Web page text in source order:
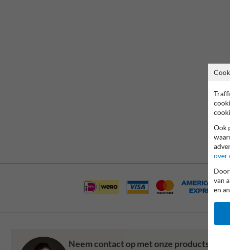
Neem contact op met onze
Ook
over
van
en